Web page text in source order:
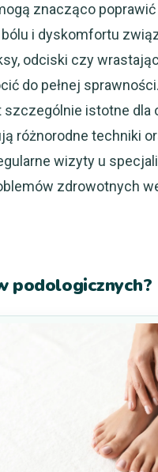
znacząco
i dyskomfortu
odciski czy
do pełnej
istotne dla
różnorodne techniki
wizyty u
zdrowotnych
podologicznych?